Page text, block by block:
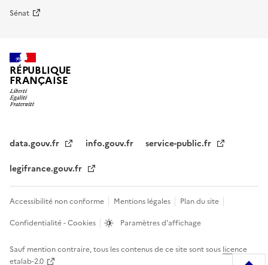
Sénat
RÉPUBLIQUE
FRANÇAISE
data.gouv.fr info.gouv.fr
service-public.fr
legifrance.gouv.fr
Accessibilité non conforme Mentions légales
Plan du site
Confidentialité - Cookies
Paramètres d'affichage
Sauf mention contraire, tous les contenus de ce site sont sous licence
etalab-2.0